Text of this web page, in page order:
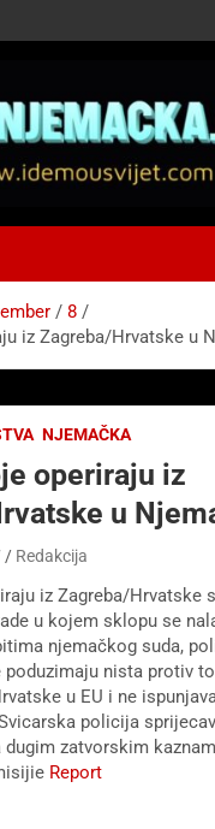
8
iz Zagreba/Hrvatske u
NJEMAČKA
operiraju iz
u
Redakcija
iz Zagreba/Hrvatske
u kojem sklopu se
njemačkog suda,
poduzimaju nista protiv
u EU i ne
policija
dugim zatvorskim
Report